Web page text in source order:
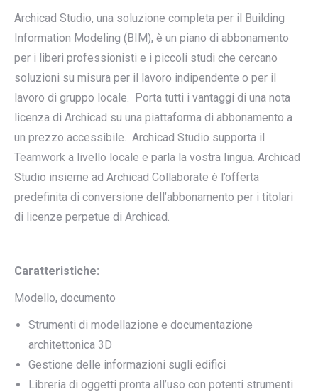
Archicad Studio, una soluzione completa per il Building
Information Modeling (BIM), è un piano di abbonamento
per i liberi professionisti e i piccoli studi che cercano
soluzioni su misura per il lavoro indipendente o per il
lavoro di gruppo locale. Porta tutti i vantaggi di una nota
licenza di Archicad su una piattaforma di abbonamento a
un prezzo accessibile. Archicad Studio supporta il
Teamwork a livello locale e parla la vostra lingua. Archicad
Studio insieme ad Archicad Collaborate è l’offerta
predefinita di conversione dell’abbonamento per i titolari
di licenze perpetue di Archicad.
Caratteristiche:
Modello, documento
Strumenti di modellazione e documentazione
architettonica 3D
Gestione delle informazioni sugli edifici
Libreria di oggetti pronta all’uso con potenti strumenti